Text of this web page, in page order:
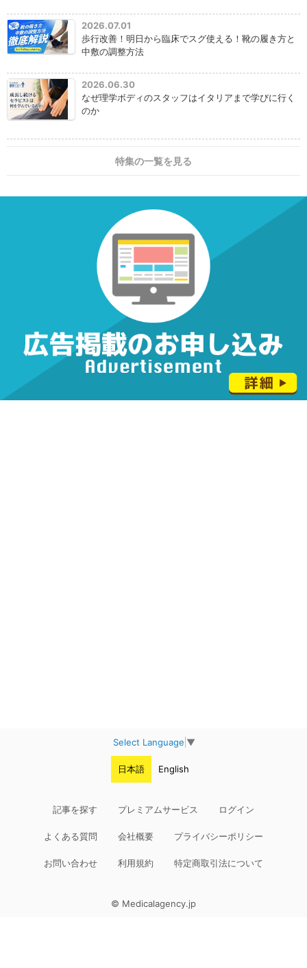
2026.07.01
歩行改善！明日から臨床でスグ使える！靴の履き方と
中敷の調整方法
2026.06.30
なぜ理学ボディのスタッフはイタリアまで学びに行く
のか
特集の一覧を見る
Select Language ▼
日本語 English
記事を探す プレミアムサービス ログイン
よくある質問 会社概要 プライバシーポリシー
お問い合わせ 利用規約 特定商取引法について
© Medicalagency.jp